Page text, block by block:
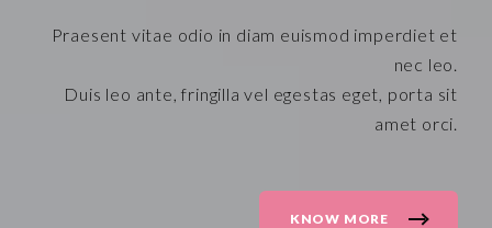
Praesent vitae odio in diam euismod imperdiet et
nec leo.
Duis leo ante, fringilla vel egestas eget, porta sit
amet orci.
KNOW MORE